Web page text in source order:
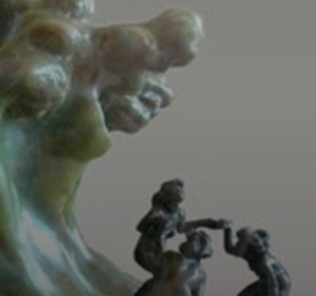
Algumas de suas
obras mais
famosas incluem
o 'Busto de Rodin',